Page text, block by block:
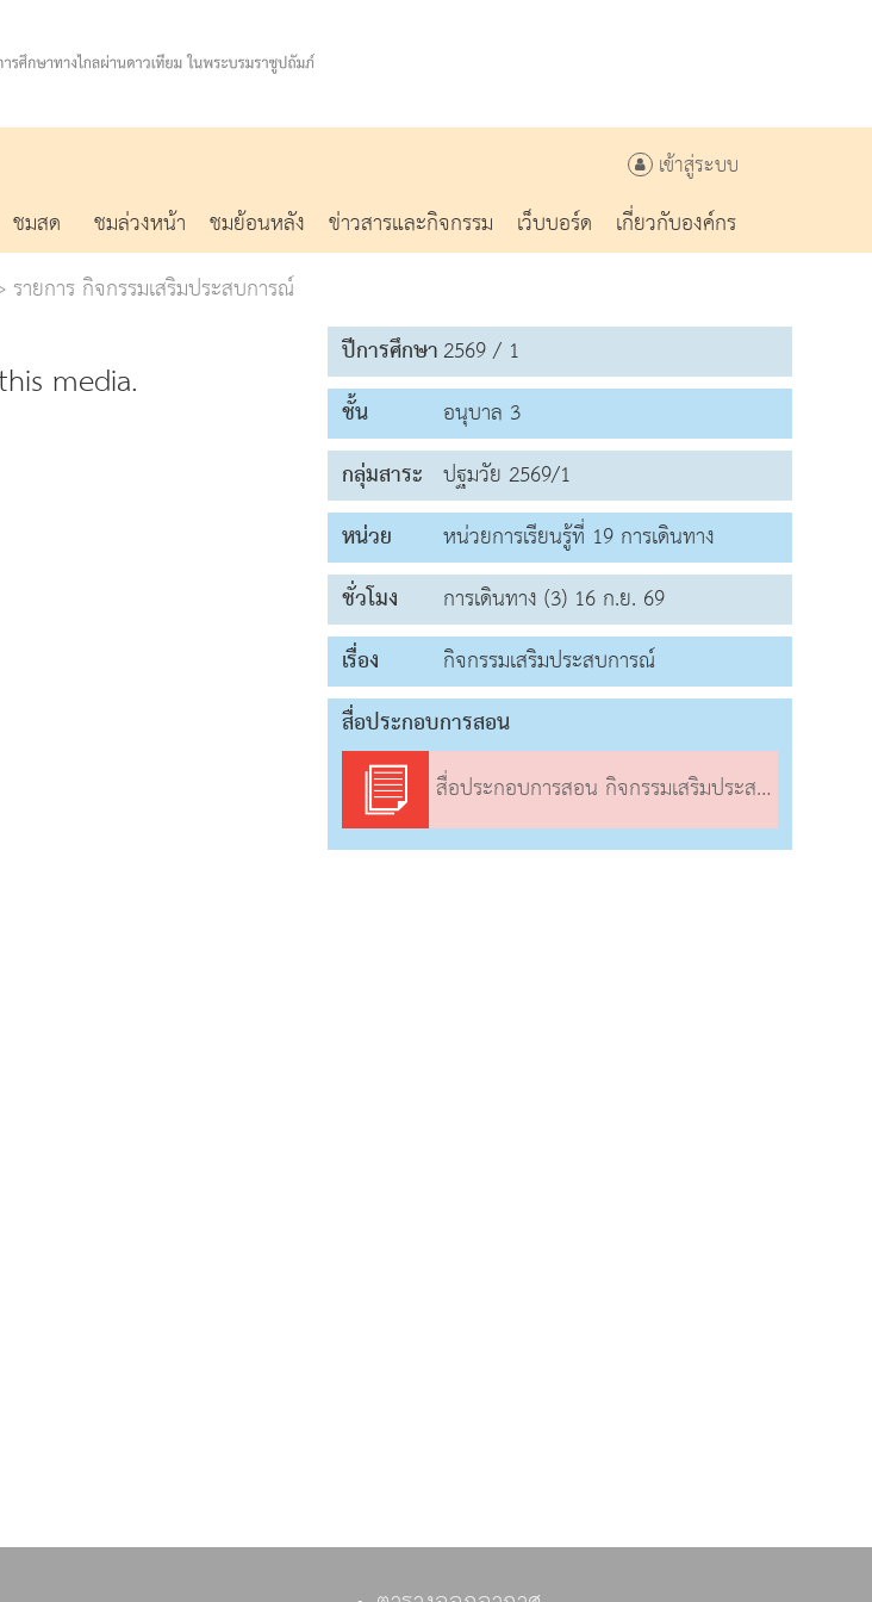
เข้าสู่ระบบ
ชมสด ชมล่วงหน้า ชมย้อนหลัง ข่าวสารและกิจกรรม เว็บบอร์ด
เกี่ยวกับองค์กร
รายการ กิจกรรมเสริมประสบการณ์
media.
ปีการศึกษา2569 / 1
ชั้น
อนุบาล 3
กลุ่มสาระ ปฐมวัย 2569/1
หน่วย
หน่วยการเรียนรู้ที่ 19 การเดินทาง
ชั่วโมง
การเดินทาง (3) 16 ก.ย. 69
เรื่อง
กิจกรรมเสริมประสบการณ์
สื่อประกอบการสอน
สื่อประกอบการสอน กิจกรรมเสริมประสบการณ์